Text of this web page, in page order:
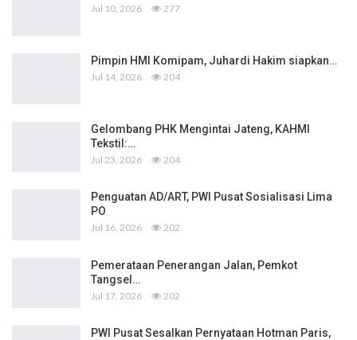
Jul 10, 2026 277
Pimpin HMI Komipam, Juhardi Hakim siapkan…
Jul 14, 2026 204
Gelombang PHK Mengintai Jateng, KAHMI
Tekstil:…
Jul 23, 2026 204
Penguatan AD/ART, PWI Pusat Sosialisasi Lima
PO
Jul 16, 2026 202
Pemerataan Penerangan Jalan, Pemkot
Tangsel…
Jul 17, 2026 202
PWI Pusat Sesalkan Pernyataan Hotman Paris,